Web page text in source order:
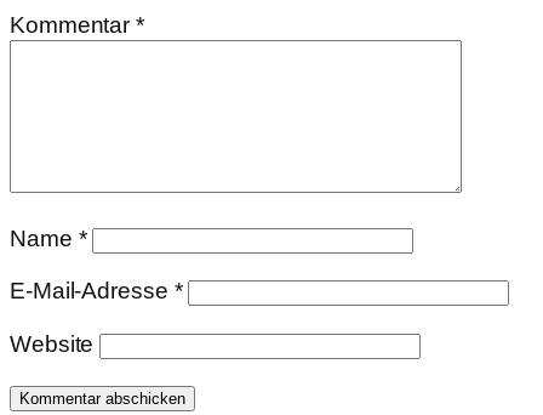
Kommentar*
Name *
E-Mail-Adresse *
Website